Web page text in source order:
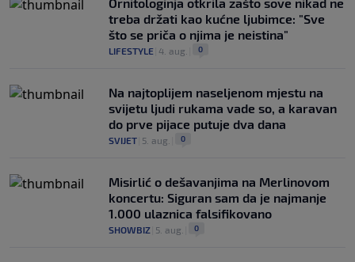
treba držati kao kućne ljubimce: "Sve
što se priča o njima je neistina"
LIFESTYLE 4. aug. 0
Na najtoplijem naseljenom mjestu na
svijetu ljudi rukama vade so, a karavan
do prve pijace putuje dva dana
SVIJET 5. aug. 0
Misirlić o dešavanjima na Merlinovom
koncertu: Siguran sam da je najmanje
1.000 ulaznica falsifikovano
SHOWBIZ 5. aug. 0